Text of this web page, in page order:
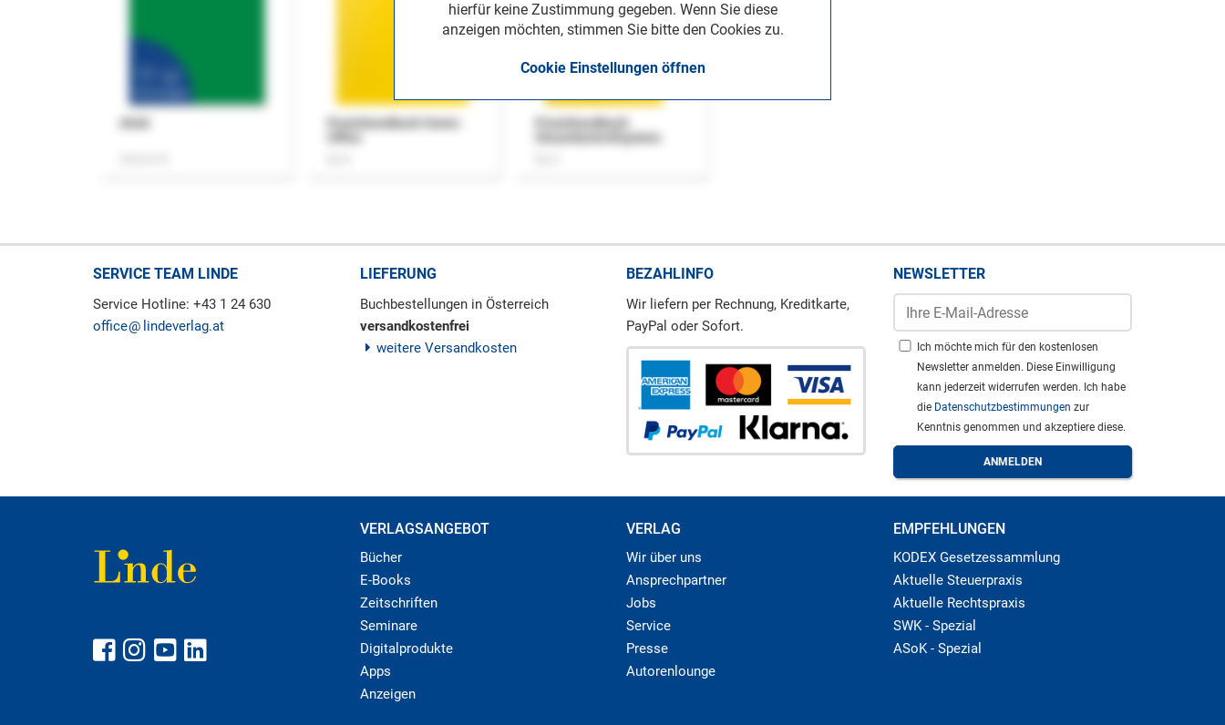
hierfür keine Zustimmung gegeben. Wenn Sie diese
anzeigen möchten, stimmen Sie bitte den Cookies zu.
Cookie Einstellungen öffnen
Praxishandbuch Home-
Praxishandbuch
SERVICE TEAM LINDE
Service Hotline: +43 1 24 630
office
lindeverlag.at
LIEFERUNG
Buchbestellungen in Österreich
versandkostenfrei
weitere Versandkosten
BEZAHLINFO
Wir liefern per Rechnung, Kreditkarte,
PayPal oder Sofort.
NEWSLETTER
Ich möchte mich für den kostenlosen
Newsletter anmelden. Diese Einwilligung
kann jederzeit widerrufen werden. Ich habe
die Datenschutzbestimmungen zur
Kenntnis genommen und akzeptiere diese.
VERLAGSANGEBOT
Bücher
E-Books
Zeitschriften
Seminare
Digitalprodukte
Apps
Anzeigen
VERLAG
Wir über uns
Ansprechpartner
Jobs
Service
Presse
Autorenlounge
EMPFEHLUNGEN
KODEX Gesetzessammlung
Aktuelle Steuerpraxis
Aktuelle Rechtspraxis
SWK - Spezial
ASoK - Spezial